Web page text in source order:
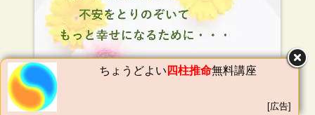
ちょうどよい 四柱推命無料講座
[広告]